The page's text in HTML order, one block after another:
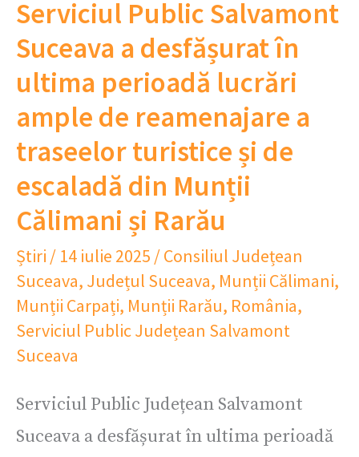
Serviciul Public Salvamont
Suceava a desfășurat în
ultima perioadă lucrări
ample de reamenajare a
traseelor turistice și de
escaladă din Munții
Călimani și Rarău
Știri / 14 iulie 2025 /Consiliul Județean
Suceava, Județul Suceava, Munții Călimani,
Munții Carpați, Munții Rarău, România,
Serviciul Public Județean Salvamont
Suceava
Serviciul Public Județean Salvamont
Suceava a desfășurat în ultima perioadă